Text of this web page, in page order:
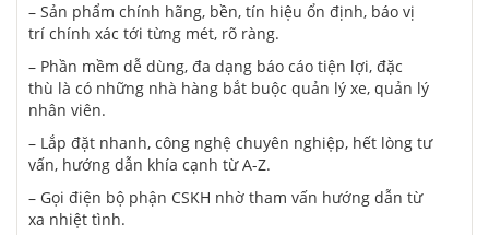
– Sản phẩm chính hãng, bền, tín hiệu ổn định, báo vị
trí chính xác tới từng mét, rõ ràng.
– Phần mềm dễ dùng, đa dạng báo cáo tiện lợi, đặc
thù là có những nhà hàng bắt buộc quản lý xe, quản lý
nhân viên.
– Lắp đặt nhanh, công nghệ chuyên nghiệp, hết lòng tư
vấn, hướng dẫn khía cạnh từ A-Z.
– Gọi điện bộ phận CSKH nhờ tham vấn hướng dẫn từ
xa nhiệt tình.